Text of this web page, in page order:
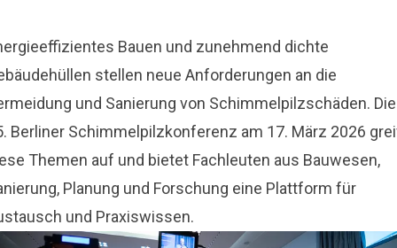
Bauen und zunehmend dichte
stellen neue Anforderungen an die
und Sanierung von Schimmelpilzschäden. Die
Berliner Schimmelpilzkonferenz am 17. März 2026
Themen auf und bietet Fachleuten aus Bauwesen,
Planung und Forschung eine Plattform für
und Praxiswissen.